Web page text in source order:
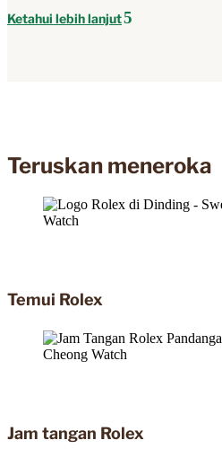
Ketahui lebih lanjut
Teruskan meneroka
Temui Rolex
Jam tangan Rolex